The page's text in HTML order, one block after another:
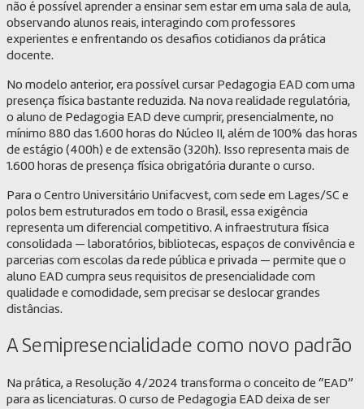
não é possível aprender a ensinar sem estar em uma sala de aula,
observando alunos reais, interagindo com professores
experientes e enfrentando os desafios cotidianos da prática
docente.
No modelo anterior, era possível cursar Pedagogia EAD com uma
presença física bastante reduzida. Na nova realidade regulatória,
o aluno de Pedagogia EAD deve cumprir, presencialmente, no
mínimo 880 das 1.600 horas do Núcleo II, além de 100% das horas
de estágio (400h) e de extensão (320h). Isso representa mais de
1.600 horas de presença física obrigatória durante o curso.
Para o Centro Universitário Unifacvest, com sede em Lages/SC e
polos bem estruturados em todo o Brasil, essa exigência
representa um diferencial competitivo. A infraestrutura física
consolidada — laboratórios, bibliotecas, espaços de convivência e
parcerias com escolas da rede pública e privada — permite que o
aluno EAD cumpra seus requisitos de presencialidade com
qualidade e comodidade, sem precisar se deslocar grandes
distâncias.
A Semipresencialidade como novo padrão
Na prática, a Resolução 4/2024 transforma o conceito de “EAD”
para as licenciaturas. O curso de Pedagogia EAD deixa de ser